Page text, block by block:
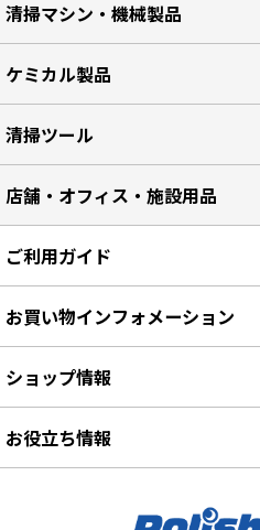
清掃マシン・機械製品
ケミカル製品
清掃ツール
店舗・オフィス・施設用品
ご利用ガイド
お買い物インフォメーション
ショップ情報
お役立ち情報